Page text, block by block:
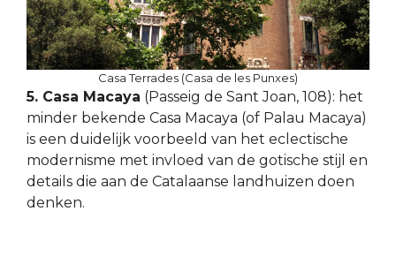
Casa Terrades (Casa de les Punxes)
5. Casa Macaya (Passeig de Sant Joan, 108): het
minder bekende Casa Macaya (of Palau Macaya)
is een duidelijk voorbeeld van het eclectische
modernisme met invloed van de gotische stijl en
details die aan de Catalaanse landhuizen doen
denken.